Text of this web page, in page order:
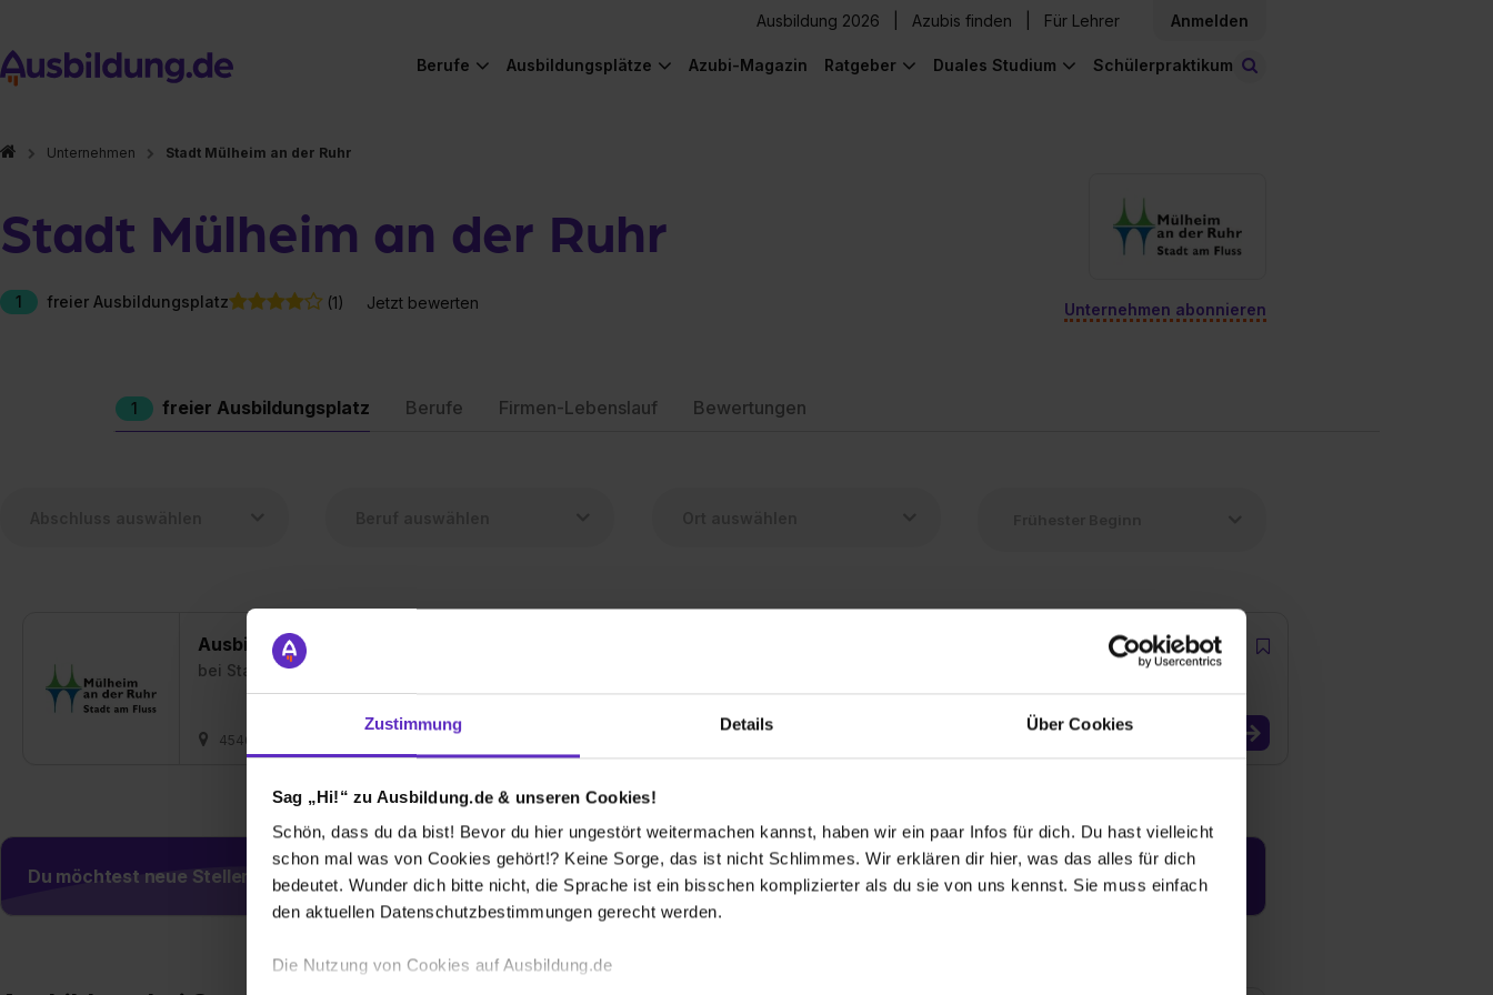
Zustimmung Details Über Cookies
Sag „Hi!“ zu Ausbildung.de & unseren Cookies!
Schön, dass du da bist! Bevor du hier ungestört weitermachen kannst, haben wir ein paar Infos für dich. Du hast vielleicht
schon mal was von Cookies gehört!? Keine Sorge, das ist nicht Schlimmes. Wir erklären dir hier, was das alles für dich
bedeutet. Wunder dich bitte nicht, die Sprache ist ein bisschen komplizierter als du sie von uns kennst. Sie muss einfach
den aktuellen Datenschutzbestimmungen gerecht werden.
Die Nutzung von Cookies auf Ausbildung.de
Ausbildung 2026 Azubis finden Für Lehrer Anmelden
Berufe Ausbildungsplätze Azubi-Magazin Ratgeber Duales Studium Schülerpraktikum
Unternehmen Stadt Mülheim an der Ruhr
Stadt Mülheim an der Ruhr
1 freier Ausbildungsplatz (1) Jetzt bewerten Unternehmen abonnieren
1 freier Ausbildungsplatz Berufe Firmen-Lebenslauf Bewertungen
Ausbildung Fachkraft für Kurier-, Express- und Postdienstleistungen (m/w/d)
bei Stadt Mülheim an der Ruhr
45468 Mülheim an der Ruhr
Du möchtest neue Stellen automatisch zugeschickt bekommen? Jetzt aktivieren